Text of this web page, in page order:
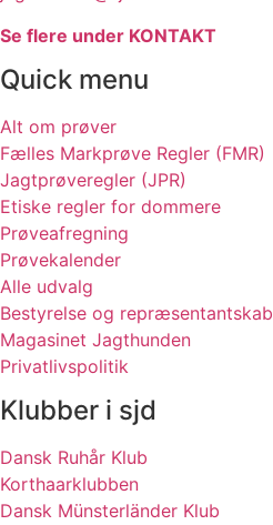
Se flere under KONTAKT
Quick menu
Alt om prøver
Fælles Markprøve Regler (FMR)
Jagtprøveregler (JPR)
Etiske regler for dommere
Prøveafregning
Prøvekalender
Alle udvalg
Bestyrelse og repræsentantskab
Magasinet Jagthunden
Privatlivspolitik
Klubber i sjd
Dansk Ruhår Klub
Korthaarklubben
Dansk Münsterländer Klub